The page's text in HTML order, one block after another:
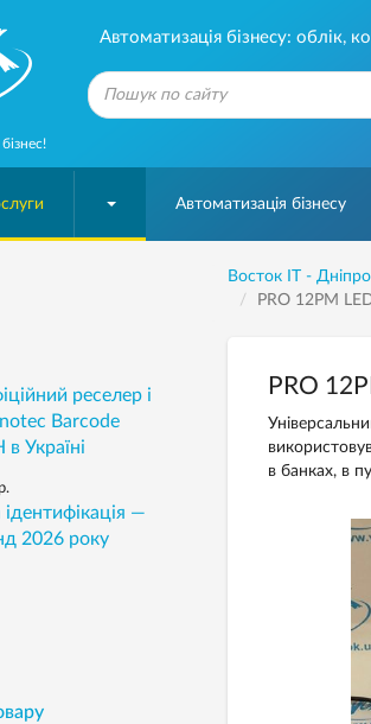
Автоматизація бізнесу: облік,
Автоматизація бізнесу
Восток IT - Дніпро
PRO 12PM
PRO
в банках, в
реселер і
Barcode
Україні
ідентифікація —
2026 року